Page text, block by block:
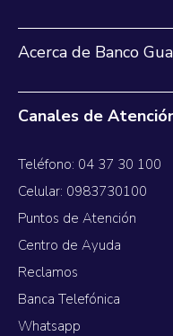
Acerca de Banco
Canales de
Teléfono: 04 37 30 100
Celular: 0983730100
Puntos de Atención
Centro de Ayuda
Reclamos
Banca Telefónica
Whatsapp